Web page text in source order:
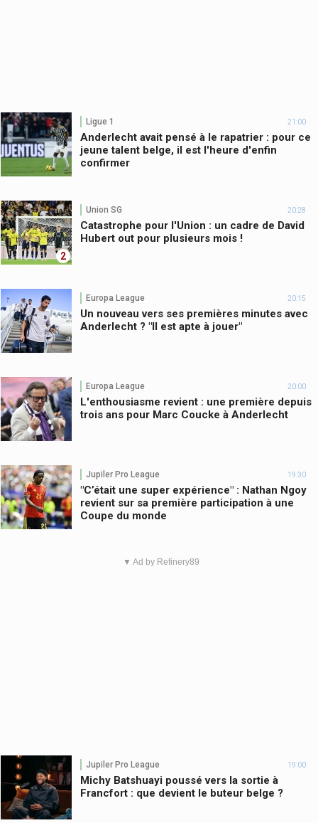
Ligue 1 21:00
Anderlecht avait pensé à le rapatrier : pour ce
jeune talent belge, il est l'heure d'enfin
confirmer
2
Union SG 20:28
Catastrophe pour l'Union : un cadre de David
Hubert out pour plusieurs mois !
Europa League 20:15
Un nouveau vers ses premières minutes avec
Anderlecht ? "Il est apte à jouer"
Europa League 20:00
L'enthousiasme revient : une première depuis
trois ans pour Marc Coucke à Anderlecht
Jupiler Pro League 19:30
"C’était une super expérience" : Nathan Ngoy
revient sur sa première participation à une
Coupe du monde
▼ Ad by Refinery89
Jupiler Pro League 19:00
Michy Batshuayi poussé vers la sortie à
Francfort : que devient le buteur belge ?